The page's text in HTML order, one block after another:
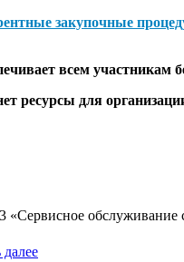
закупочные
всем участникам
ресурсы для
обслуживание
далее